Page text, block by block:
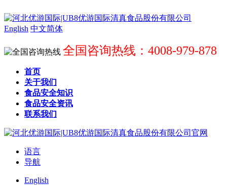
English 中文简体
全国咨询热线：4008-979-878
首页
关于我们
食品安全知识
食品安全资讯
联系我们
语言
导航
English